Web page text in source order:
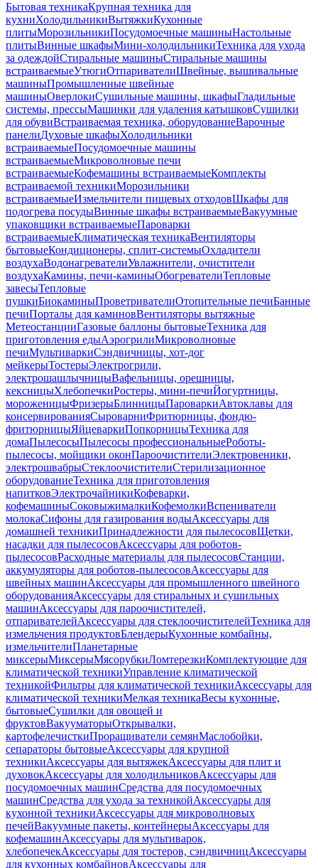
Бытовая техникаКрупная техника для
кухниХолодильникиВытяжкиКухонные
плитыМорозильникиПосудомоечные машиныНастольные
плитыВинные шкафыМини-холодильникиТехника для ухода
за одеждойСтиральные машиныСтиральные машины
встраиваемыеУтюгиОтпаривателиШвейные, вышивальные
машиныПромышленные швейные
машиныОверлокиСушильные машины, шкафыГладильные
системы, прессыМашинки для удаления катышковСушилки
для обувиВстраиваемая техника, оборудованиеВарочные
панелиДуховые шкафыХолодильники
встраиваемыеПосудомоечные машины
встраиваемыеМикроволновые печи
встраиваемыеКофемашины встраиваемыеКомплекты
встраиваемой техникиМорозильники
встраиваемыеИзмельчители пищевых отходовШкафы для
подогрева посудыВинные шкафы встраиваемыеВакуумные
упаковщики встраиваемыеПароварки
встраиваемыеКлиматическая техникаВентиляторы
бытовыеКондиционеры, сплит-системыОхладители
воздухаВодонагревателиУвлажнители, очистители
воздухаКамины, печи-каминыОбогревателиТепловые
завесыТепловые
пушкиБиокаминыПроветривателиОтопительные печиБанные
печиПорталы для каминовВентиляторы вытяжные
МетеостанцииГазовые баллоны бытовыеТехника для
приготовления едыАэрогрилиМикроволновые
печиМультиваркиСэндвичницы, хот-дог
мейкерыТостерыЭлектрогрили,
электрошашлычницыВафельницы, орешницы,
кексницыХлебопечкиРостеры, мини-печиЙогуртницы,
мороженицыФризерыБлинницыПароваркиАвтоклавы для
консервированияСыроварниФритюрницы, фондю-
фритюрницыЯйцеваркиПопкорницыТехника для
домаПылесосыПылесосы профессиональныеРоботы-
пылесосы, мойщики оконПароочистителиЭлектровеники,
электрошвабрыСтеклоочистителиСтерилизационное
оборудованиеТехника для приготовления
напитковЭлектрочайникиКофеварки,
кофемашиныСоковыжималкиКофемолкиВспениватели
молокаСифоны для газирования водыАксессуары для
домашней техникиПринадлежности для пылесосовЩетки,
насадки для пылесосовАксессуары для роботов-
пылесосовРасходные материалы для пылесосовСтанции,
аккумуляторы для роботов-пылесосовАксессуары для
швейных машинАксессуары для промышленного швейного
оборудованияАксессуары для стиральных и сушильных
машинАксессуары для пароочистителей,
отпаривателейАксессуары для стеклоочистителейТехника для
измельчения продуктовБлендерыКухонные комбайны,
измельчителиПланетарные
миксерыМиксерыМясорубкиЛомтерезкиКомплектующие для
климатической техникиУправление климатической
техникойФильтры для климатической техникиАксессуары для
климатической техникиМелкая техникаВесы кухонные,
бытовыеСушилки для овощей и
фруктовВакууматорыОткрывалки,
картофелечисткиПроращиватели семянМаслобойки,
сепараторы бытовыеАксессуары для крупной
техникиАксессуары для вытяжекАксессуары для плит и
духовокАксессуары для холодильниковАксессуары для
посудомоечных машинСредства для посудомоечных
машинСредства для ухода за техникойАксессуары для
кухонной техникиАксессуары для микроволновых
печейВакуумные пакеты, контейнерыАксессуары для
кофемашинАксессуары для мультиварок,
хлебопечекАксессуары для тостеров, сэндвичницАксессуары
для кухонных комбайновАксессуары для